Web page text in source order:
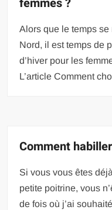
Alors que le temps se
Nord, il est temps de
d’hiver pour les
L’article Comment
Comment
Si vous vous êtes
petite poitrine, vous
de fois où j’ai